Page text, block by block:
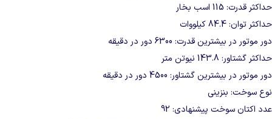
حداکثر قدرت: 115 اسب بخار
حداکثر توان: 84.4 کیلووات
دور موتور در بیشترین قدرت: 6300 دور در دقیقه
حداکثر گشتاور: 143.8 نیوتن‌ متر
دور موتور در بیشترین گشتاور: 4500 دور در دقیقه
نوع سوخت: بنزینی
عدد اکتان سوخت پیشنهادی: 92